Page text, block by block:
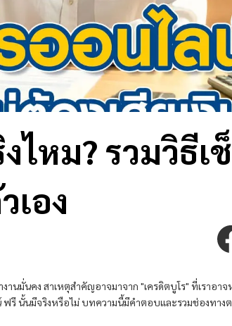
ไหม? รวมวิธีเ
เอง
มั่นคง สาเหตุสำคัญอาจมาจาก "เครดิตบูโร" ที่เราอาจ
ฟรี นั้นมีจริงหรือไม่ บทความนี้มีคำตอบและรวมช่องทาง